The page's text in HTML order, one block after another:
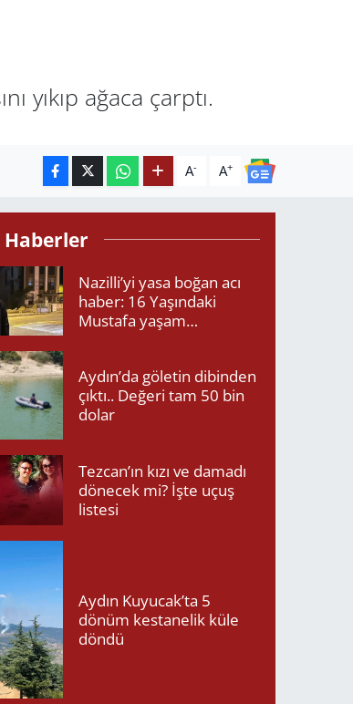
yıkıp ağaca çarptı.
A- A+
Haberler
Nazilli’yi yasa boğan acı
haber: 16 Yaşındaki
Mustafa yaşam
Aydın’da göletin dibinden
çıktı.. Değeri tam 50 bin
dolar
Tezcan’ın kızı ve damadı
dönecek mi? İşte uçuş
listesi
Aydın Kuyucak’ta 5
dönüm kestanelik küle
döndü